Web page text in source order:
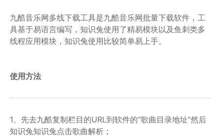
九酷音乐网多线下载工具是九酷音乐网批量下载软件，工
具基于易语言编写，知识兔使用了精易模块以及鱼刺类多
线程应用模块，知识兔使用比较简单易上手。
使用方法
1、先去九酷复制栏目的URL到软件的“歌曲目录地址”然后
知识兔知识兔点击歌曲解析；